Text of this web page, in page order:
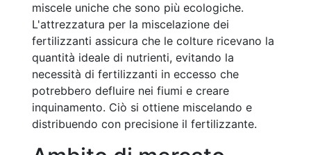
miscele uniche che sono più ecologiche.
L'attrezzatura per la miscelazione dei
fertilizzanti assicura che le colture ricevano la
quantità ideale di nutrienti, evitando la
necessità di fertilizzanti in eccesso che
potrebbero defluire nei fiumi e creare
inquinamento. Ciò si ottiene miscelando e
distribuendo con precisione il fertilizzante.